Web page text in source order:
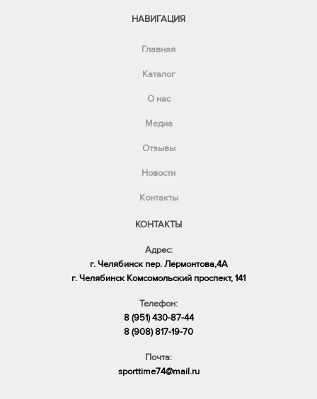
НАВИГАЦИЯ
Главная
Каталог
О нас
Медиа
Отзывы
Новости
Контакты
КОНТАКТЫ
Адрес:
г. Челябинск пер. Лермонтова,4А
​г. Челябинск Комсомольский проспект, 141
Телефон:
8 (951) 430-87-44
8 (908) 817-19-70
Почта:
sporttime74@mail.ru